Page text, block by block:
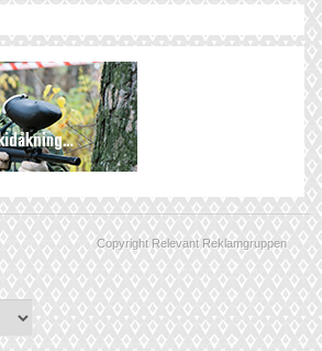
Copyright Relevant Reklamgruppen